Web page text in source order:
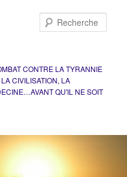
CONTRE LA TYRANNIE
CIVILISATION, LA
QU'IL NE SOIT